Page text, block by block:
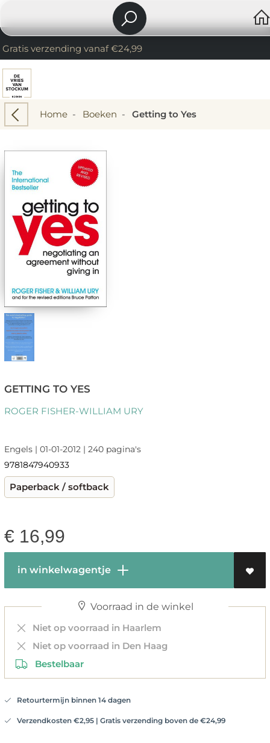
Gratis verzending vanaf €24,99
Home- Boeken - Getting to Yes
GETTING TO YES
ROGER FISHER-WILLIAM URY
Engels | 01-01-2012 | 240 pagina's
9781847940933
Paperback / softback
€ 16,99
in winkelwagentje
Voorraad in de winkel
Niet op voorraad in Haarlem
Niet op voorraad in Den Haag
Bestelbaar
Retourtermijn binnen 14 dagen
Verzendkosten €2,95 | Gratis verzending boven de €24,99